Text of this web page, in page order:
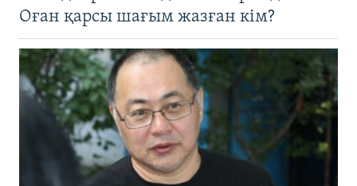
Оған қарсы шағым жазған кім?